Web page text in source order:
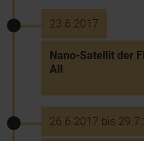
23.6.2017
Nano-Satellit der
All
26.6.2017 bis